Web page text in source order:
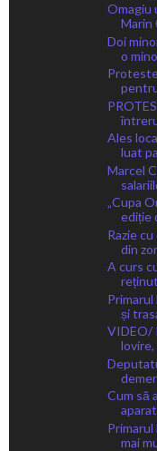
Omagiu
Marin
Doi
o
Ales
luat
Marcel
„Cupa
ediție
Razie
din
A curs
și
VIDEO/
lovire,
Cum să
Primarul
mai